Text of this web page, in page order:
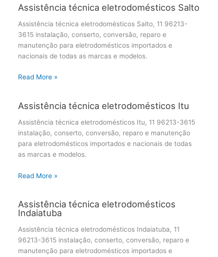
Assistência técnica eletrodomésticos Salto
Assistência técnica eletrodomésticos Salto, 11 96213-
3615 instalação, conserto, conversão, reparo e
manutenção para eletrodomésticos importados e
nacionais de todas as marcas e modelos.
Read More »
Assistência técnica eletrodomésticos Itu
Assistência técnica eletrodomésticos Itu, 11 96213-3615
instalação, conserto, conversão, reparo e manutenção
para eletrodomésticos importados e nacionais de todas
as marcas e modelos.
Read More »
Assistência técnica eletrodomésticos
Indaiatuba
Assistência técnica eletrodomésticos Indaiatuba, 11
96213-3615 instalação, conserto, conversão, reparo e
manutenção para eletrodomésticos importados e